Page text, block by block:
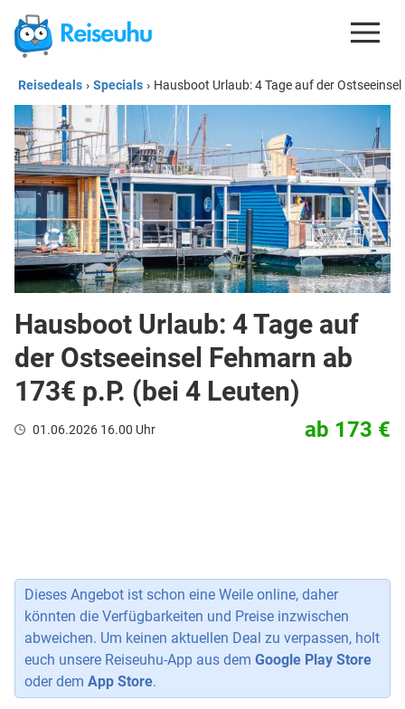
REISEDEALS
GUTSCHEINE
KREDITKARTEN
ESIM
REISEBLOG
Reisedeals › Specials › Hausboot Urlaub: 4 Tage auf der
Hausboot Urlaub: 4 Tage auf
der Ostseeinsel Fehmarn ab
173€ p.P. (bei 4 Leuten)
01.06.2026 16.00 Uhr ab 173 €
Dieses Angebot ist schon eine Weile online, daher
könnten die Verfügbarkeiten und Preise inzwischen
abweichen. Um keinen aktuellen Deal zu verpassen, holt
euch unsere Reiseuhu-App aus dem Google Play Store
oder dem App Store.